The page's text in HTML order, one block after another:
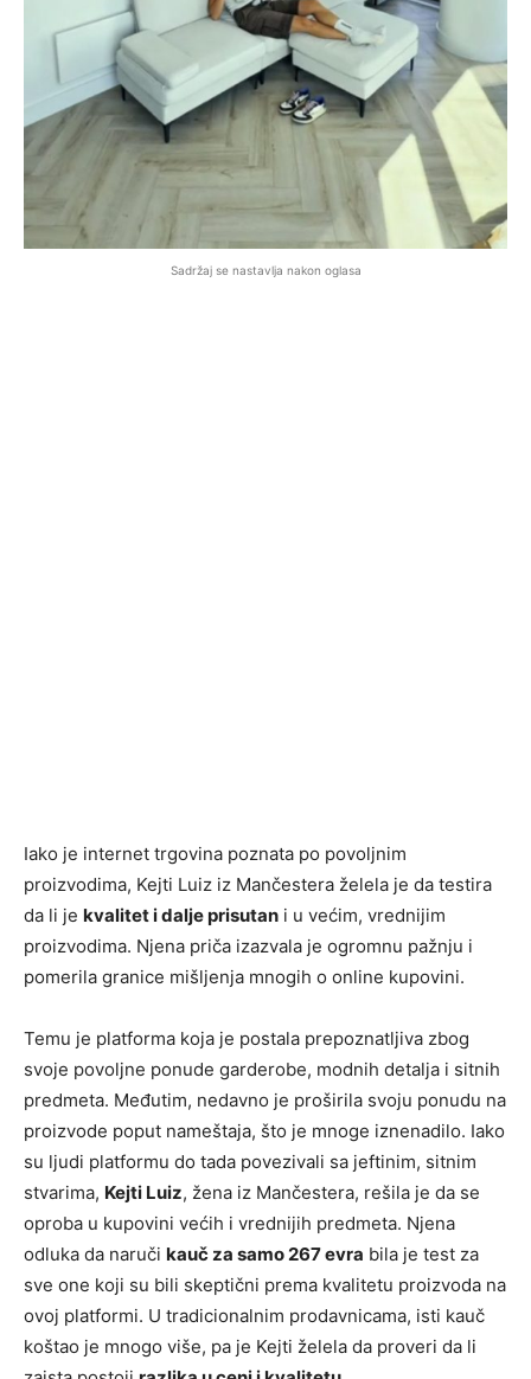
Sadržaj se nastavlja nakon oglasa
Iako je internet trgovina poznata po povoljnim
proizvodima, Kejti Luiz iz Mančestera želela je da testira
da li je kvalitet i dalje prisutan i u većim, vrednijim
proizvodima. Njena priča izazvala je ogromnu pažnju i
pomerila granice mišljenja mnogih o online kupovini.
Temu je platforma koja je postala prepoznatljiva zbog
svoje povoljne ponude garderobe, modnih detalja i sitnih
predmeta. Međutim, nedavno je proširila svoju ponudu na
proizvode poput nameštaja, što je mnoge iznenadilo. Iako
su ljudi platformu do tada povezivali sa jeftinim, sitnim
stvarima, Kejti Luiz, žena iz Mančestera, rešila je da se
oproba u kupovini većih i vrednijih predmeta. Njena
odluka da naruči kauč za samo 267 evra bila je test za
sve one koji su bili skeptični prema kvalitetu proizvoda na
ovoj platformi. U tradicionalnim prodavnicama, isti kauč
koštao je mnogo više, pa je Kejti želela da proveri da li